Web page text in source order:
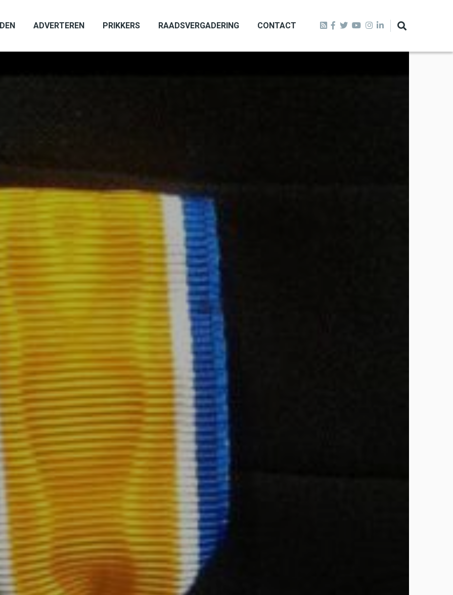
ADVERTEREN PRIKKERS RAADSVERGADERING CONTACT